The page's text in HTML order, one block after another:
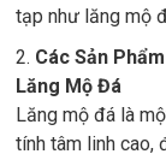
tạp như lăng mộ
2. Các Sản
Lăng Mộ Đá
Lăng mộ đá là
tính tâm linh cao,